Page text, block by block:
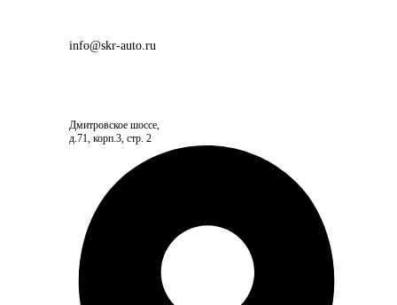
info@skr-auto.ru
Дмитровское шоссе,
д.71, корп.3, стр. 2